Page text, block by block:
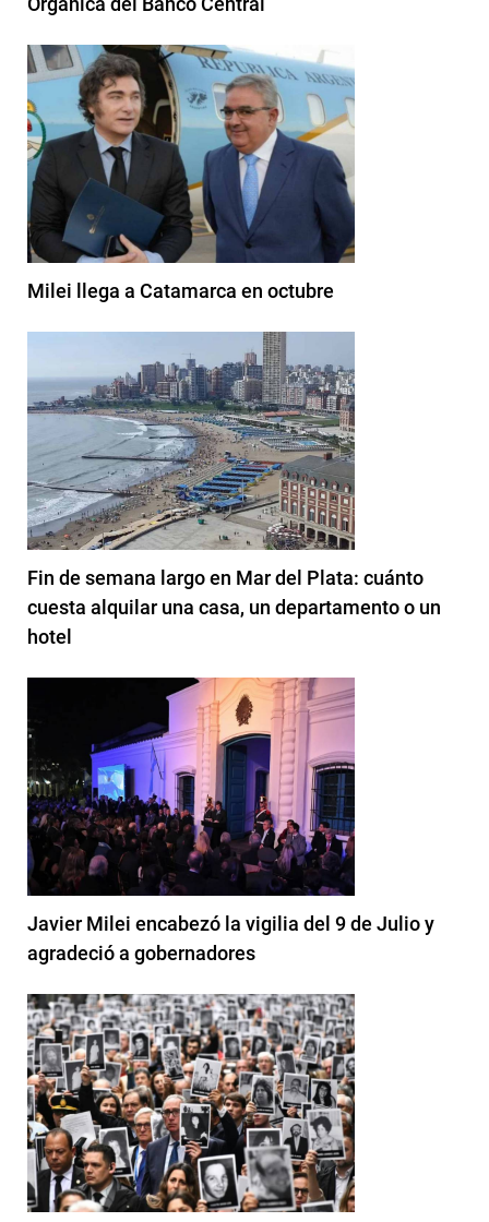
Milei llega a Catamarca en octubre
Fin de semana largo en Mar del Plata: cuánto
cuesta alquilar una casa, un departamento o un
hotel
Javier Milei encabezó la vigilia del 9 de Julio y
agradeció a gobernadores